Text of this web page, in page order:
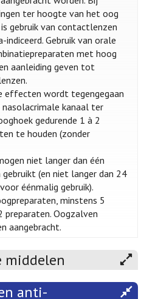
ter hoogte van het oog
gebruik van contactlenzen
Gebruik van orale
met hoog
aanleiding geven tot
effecten wordt tegengegaan
kanaal ter
gedurende 1 à 2
te houden (zonder
niet langer dan één
(en niet langer dan 24
éénmalig gebruik).
minstens 5
Oogzalven
aangebracht.
anti-